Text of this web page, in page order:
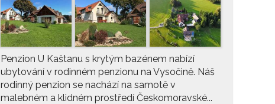
Penzion U Kaštanu s krytým bazénem nabízí
ubytování v rodinném penzionu na Vysočině. Náš
rodinný penzion se nachází na samotě v
malebném a klidném prostředí Českomoravské...